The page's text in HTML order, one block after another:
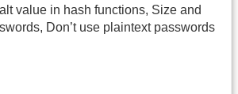
value in hash functions, Size and
Don’t use plaintext passwords